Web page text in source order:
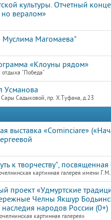
культуры. Отчетный
вералом»
Муслима Магомаева"
«Клоуны рядом»
отдыха "Победа"
Усманова
Сары Садыковой, пр. Х.Туфана, д.23
выставка «Cominciare»
к творчеству",
картинная галерея имени
проект «Удмуртские
Челны Якшур
наследия народов России (0+)
картинная галерея»